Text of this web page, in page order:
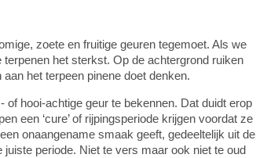
zoete en fruitige geuren tegemoet. Als we
het sterkst. Op de achtergrond ruiken
het terpeen pinene doet denken.
hooi-achtige geur te bekennen. Dat duidt erop
een ‘cure’ of rijpingsperiode krijgen voordat ze
onaangename smaak geeft, gedeeltelijk uit de
periode. Niet te vers maar ook niet te oud